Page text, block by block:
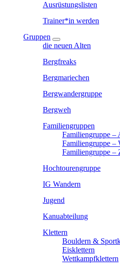
Ausrüstungslisten
Trainer*in werden
Gruppen
die neuen Alten
Bergfreaks
Bergmariechen
Bergwandergruppe
Bergweh
Familiengruppen
Familiengruppe –
Familiengruppe –
Familiengruppe –
Hochtourengruppe
IG Wandern
Jugend
Kanuabteilung
Klettern
Bouldern &
Eisklettern
Wettkampfklettern